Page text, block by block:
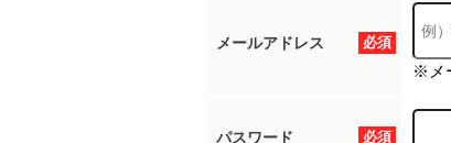
必須
メールアドレス
※メ
必須
パスワード